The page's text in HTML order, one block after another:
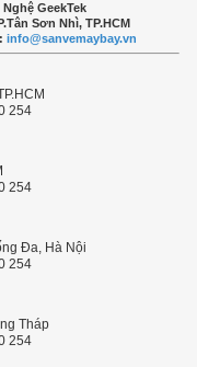
GeekTek
Sơn Nhì, TP.HCM
info@sanvemaybay.vn
254
254
Đa, Hà Nội
254
Tháp
254